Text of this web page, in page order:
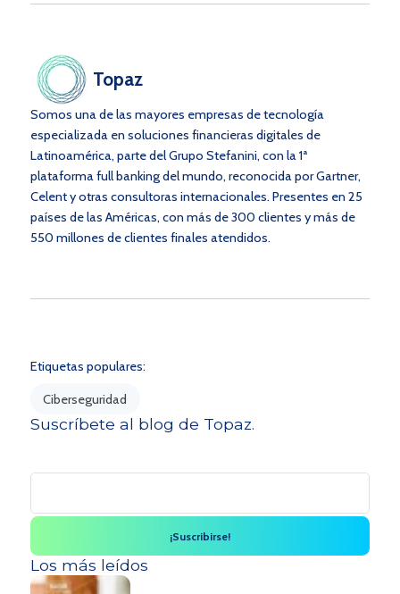
Topaz
Somos una de las mayores empresas de tecnología
especializada en soluciones financieras digitales de
Latinoamérica, parte del Grupo Stefanini, con la 1ª
plataforma full banking del mundo, reconocida por Gartner,
Celent y otras consultoras internacionales. Presentes en 25
países de las Américas, con más de 300 clientes y más de
550 millones de clientes finales atendidos.
Etiquetas populares:
Ciberseguridad
Suscríbete al blog de Topaz.
Los más leídos